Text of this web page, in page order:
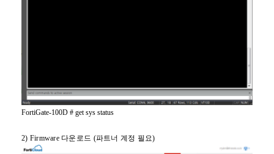
FortiGate-100D # get sys status
2) Firmware 다운로드 (파트너 계정 필요)